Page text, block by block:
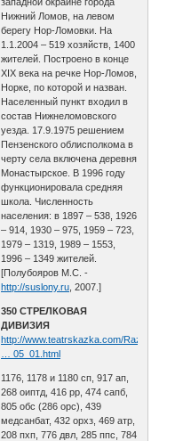
Нижний Ломов, на левом
берегу Нор-Ломовки. На
1.1.2004 – 519 хозяйств, 1400
жителей. Построено в конце
XIX века на речке Нор-Ломов,
Норке, по которой и назван.
Населенный пункт входил в
состав Нижнеломовского
уезда. 17.9.1975 решением
Пензенского облисполкома в
черту села включена деревня
Монастырское. В 1996 году
функционировала средняя
школа. Численность
населения: в 1897 – 538, 1926
– 914, 1930 – 975, 1959 – 723,
1979 – 1319, 1989 – 1553,
1996 – 1349 жителей.
[Полубояров М.С. -
http://suslony.ru , 2007.]
350 СТРЕЛКОВАЯ
ДИВИЗИЯ
http://www.teatrskazka.com/Raznoe/
… 05_01.html
1176, 1178 и 1180 сп, 917 ап,
268 оиптд, 416 рр, 474 сапб,
805 обс (286 орс), 439
медсанбат, 432 орхз, 469 атр,
208 пхп, 776 двл, 285 ппс, 784